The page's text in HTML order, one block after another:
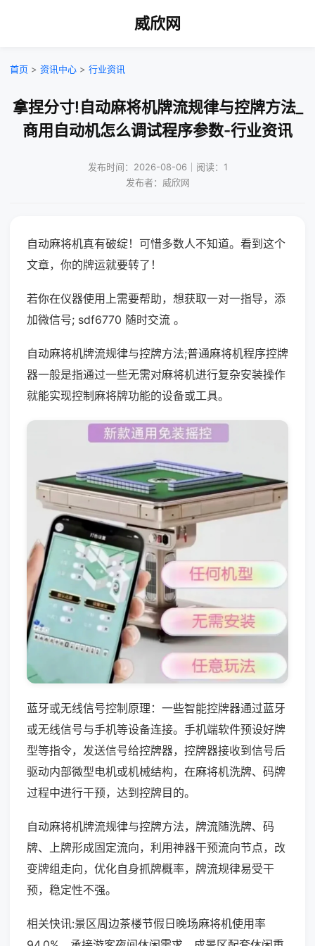
威欣网
首页 > 资讯中心 > 行业资讯
拿捏分寸!自动麻将机牌流规律与控牌方法_
商用自动机怎么调试程序参数-行业资讯
发布时间：2026-08-06｜阅读：1
发布者：威欣网
自动麻将机真有破绽！可惜多数人不知道。看到这个
文章，你的牌运就要转了！
若你在仪器使用上需要帮助，想获取一对一指导，添
加微信号; sdf6770 随时交流 。
自动麻将机牌流规律与控牌方法;普通麻将机程序控牌
器一般是指通过一些无需对麻将机进行复杂安装操作
就能实现控制麻将牌功能的设备或工具。
蓝牙或无线信号控制原理：一些智能控牌器通过蓝牙
或无线信号与手机等设备连接。手机端软件预设好牌
型等指令，发送信号给控牌器，控牌器接收到信号后
驱动内部微型电机或机械结构，在麻将机洗牌、码牌
过程中进行干预，达到控牌目的。
自动麻将机牌流规律与控牌方法，牌流随洗牌、码
牌、上牌形成固定流向，利用神器干预流向节点，改
变牌组走向，优化自身抓牌概率，牌流规律易受干
预，稳定性不强。
相关快讯:景区周边茶楼节假日晚场麻将机使用率